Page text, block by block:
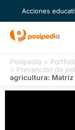
Acciones
Posipedia >
> Prevención de
agricultura: Matriz